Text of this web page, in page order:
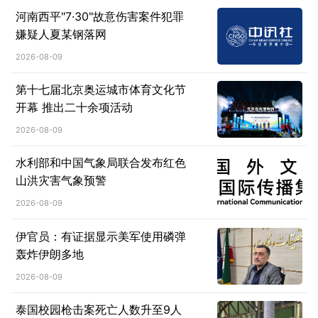
河南西平"7·30"故意伤害案件犯罪
嫌疑人夏某钢落网
2026-08-09
第十七届北京奥运城市体育文化节
开幕 推出二十余项活动
2026-08-09
水利部和中国气象局联合发布红色
山洪灾害气象预警
2026-08-09
伊官员：有证据显示美军使用磷弹
轰炸伊朗多地
2026-08-09
泰国校园枪击案死亡人数升至9人